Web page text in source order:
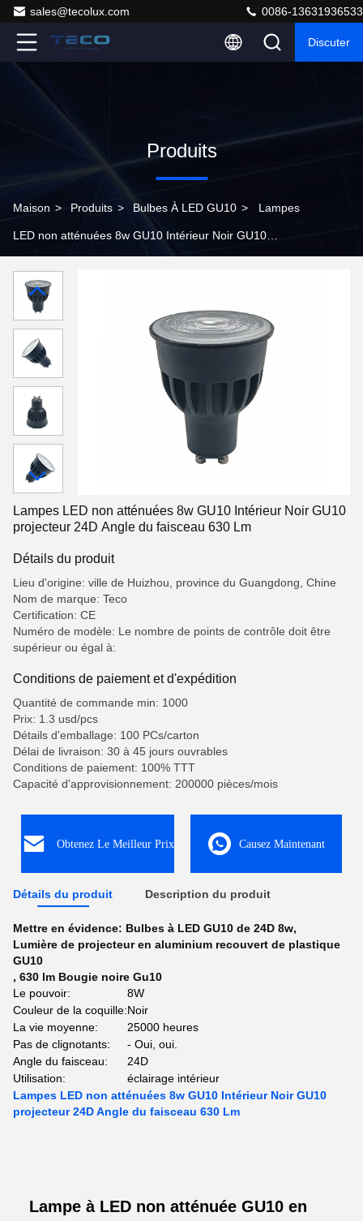
sales@tecolux.com 0086-13631936533
Discuter
Produits
Maison > Produits > Bulbes À LED GU10 > Lampes
LED non atténuées 8w GU10 Intérieur Noir GU10
Lampes LED non atténuées 8w GU10 Intérieur Noir GU10
projecteur 24D Angle du faisceau 630 Lm
Détails du produit
Lieu d'origine: ville de Huizhou, province du Guangdong, Chine
Nom de marque: Teco
Certification: CE
Numéro de modèle: Le nombre de points de contrôle doit être
supérieur ou égal à:
Conditions de paiement et d'expédition
Quantité de commande min: 1000
Prix: 1.3 usd/pcs
Détails d'emballage: 100 PCs/carton
Délai de livraison: 30 à 45 jours ouvrables
Conditions de paiement: 100% TTT
Capacité d'approvisionnement: 200000 pièces/mois
Obtenez Le Meilleur Prix Causez Maintenant
Détails du produit Description du produit
Mettre en évidence: Bulbes à LED GU10 de 24D 8w,
Lumière de projecteur en aluminium recouvert de plastique
GU10
, 630 lm Bougie noire Gu10
Le pouvoir:
8W
Couleur de la coquille:Noir
La vie moyenne:
25000 heures
Pas de clignotants:
- Oui, oui.
Angle du faisceau:
24D
Utilisation:
éclairage intérieur
Lampes LED non atténuées 8w GU10 Intérieur Noir GU10
projecteur 24D Angle du faisceau 630 Lm
Lampe à LED non atténuée GU10 en